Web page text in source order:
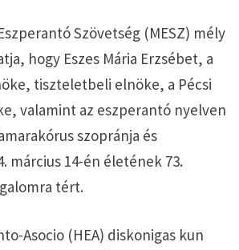
Szövetség (MESZ) mély
hogy Eszes Mária Erzsébet, a
tiszteletbeli elnöke, a Pécsi
valamint az eszperantó nyelven
szopránja és
március 14-én életének 73.
tért.
Asocio (HEA) diskonigas kun